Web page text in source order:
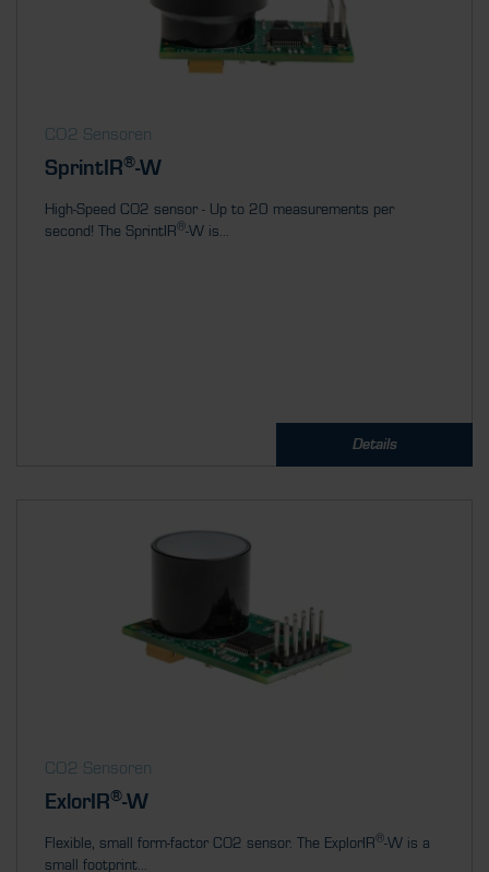
CO2 Sensoren
SprintIR®-W
High-Speed CO2 sensor - Up to 20 measurements per
second! The SprintIR®-W is...
Details
CO2 Sensoren
ExlorIR®-W
Flexible, small form-factor CO2 sensor. The ExplorIR®-W is a
small footprint...